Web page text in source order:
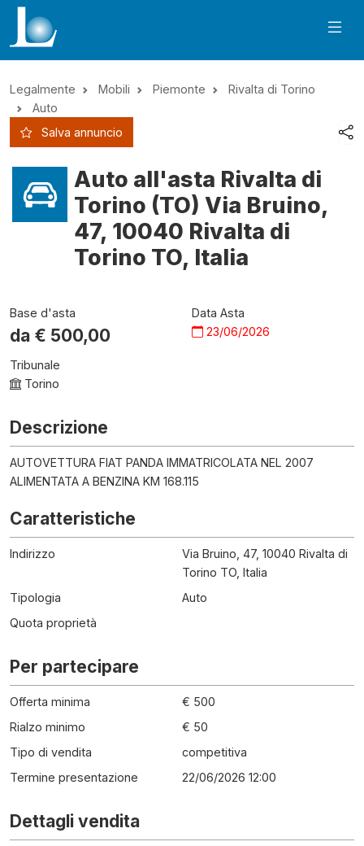
Legalmente Mobili Piemonte
Rivalta di Torino
Auto
Salva annuncio
Auto all'asta Rivalta di
Torino (TO) Via Bruino,
47, 10040 Rivalta di
Torino TO, Italia
Base d'asta
da € 500,00
Data Asta
23/06/2026
Tribunale
Torino
Descrizione
AUTOVETTURA FIAT PANDA IMMATRICOLATA NEL 2007
ALIMENTATA A BENZINA KM 168.115
Caratteristiche
Indirizzo
Via Bruino, 47, 10040 Rivalta di
Torino TO, Italia
Tipologia
Auto
Quota proprietà
Per partecipare
Offerta minima
€ 500
Rialzo minimo
€ 50
Tipo di vendita
competitiva
Termine presentazione
22/06/2026 12:00
Dettagli vendita